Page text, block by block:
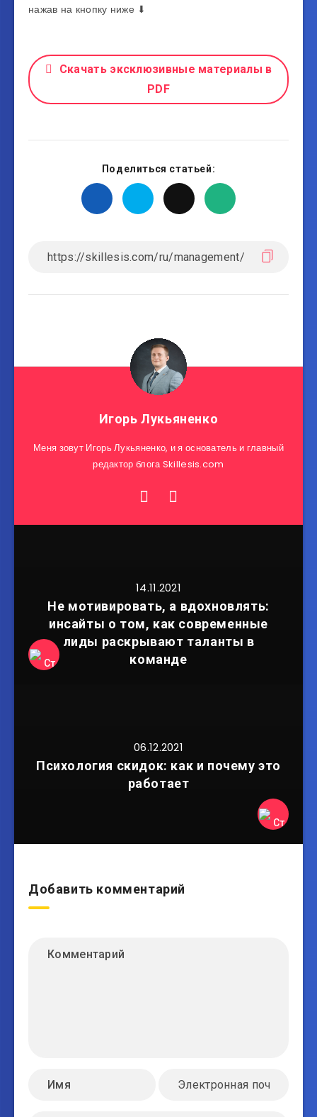
нажав на кнопку ниже ⬇
Скачать эксклюзивные материалы в
PDF
Поделиться статьей:
Игорь Лукьяненко
Меня зовут Игорь Лукьяненко, и я основатель и главный
редактор блога Skillesis.com
14.11.2021
Не мотивировать, а вдохновлять:
инсайты о том, как современные
лиды раскрывают таланты в
команде
06.12.2021
Психология скидок: как и почему это
работает
Добавить комментарий